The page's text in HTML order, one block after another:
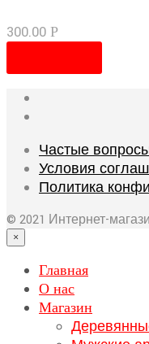
300.00 Р
Частые
Условия
Политика
© 2021 Интернет-
×
Главная
О нас
Магазин